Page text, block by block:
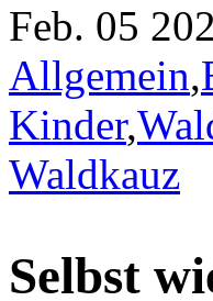
Feb. 05
Allgemein,
Kinder,
Waldkauz
Selbst